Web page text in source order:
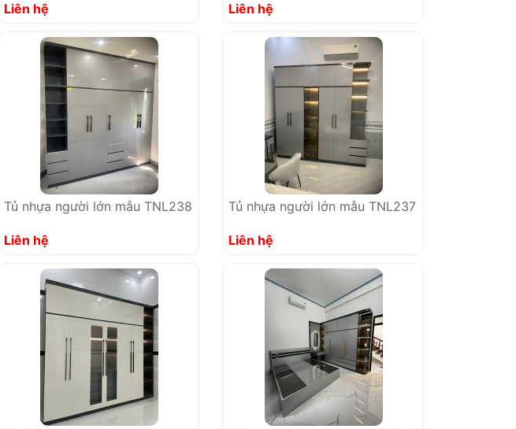
Liên hệ Liên hệ
Tủ nhựa người lớn mẫu TNL238
Liên hệ
Tủ nhựa người lớn mẫu TNL237
Liên hệ